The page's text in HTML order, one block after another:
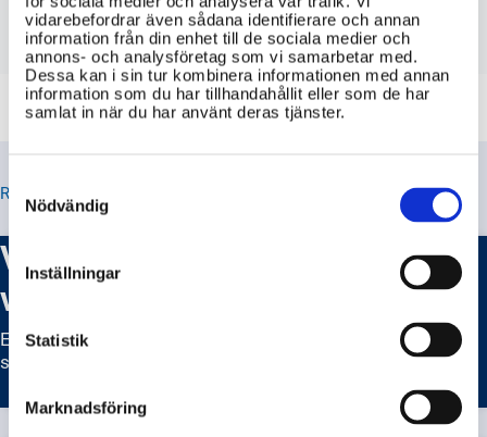
vidarebefordrar även sådana identifierare och annan
information från din enhet till de sociala medier och
annons- och analysföretag som vi samarbetar med.
Dessa kan i sin tur kombinera informationen med annan
information som du har tillhandahållit eller som de har
samlat in när du har använt deras tjänster.
Selection
Nödvändig
Inställningar
Statistik
Marknadsföring
arbetsplatsen?
RELATERADE TIPS
Vad är Elsäkerhetsverket och
vad gör de?
Elsäkerhetsverket är en myndighet som arbetar för att
skydda människor från risker med el.